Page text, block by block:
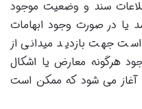
سند و وضعیت موجود
یا در صورت وجود ابهامات
جهت بازدید میدانی از
هرگونه معارض یا اشکال
آغاز می شود که ممکن است